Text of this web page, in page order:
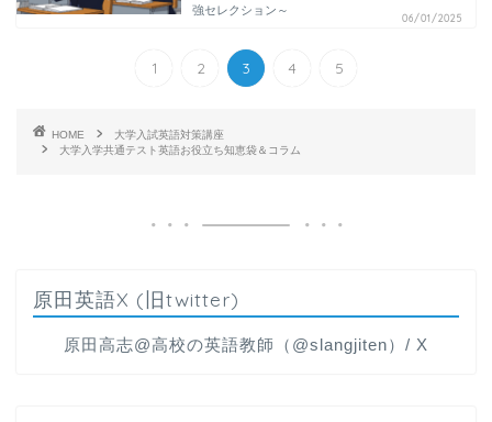
強セレクション～
06/01/2025
1 2 3 4 5
HOME
大学入試英語対策講座
大学入学共通テスト英語お役立ち知恵袋＆コラム
原田英語X (旧twitter)
原田高志@高校の英語教師（@slangjiten）/ X